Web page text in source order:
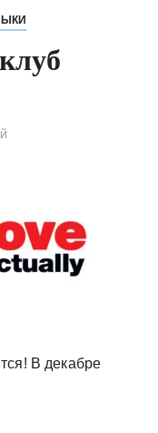
В декабре